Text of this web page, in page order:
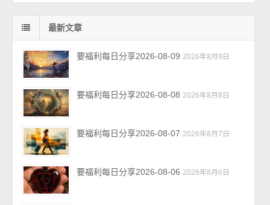
最新文章
要福利每日分享2026-08-09 2026年8月9日
要福利每日分享2026-08-08 2026年8月8日
要福利每日分享2026-08-07 2026年8月7日
要福利每日分享2026-08-06 2026年8月6日